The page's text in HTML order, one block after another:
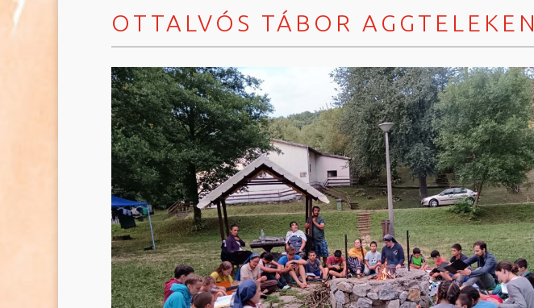
OTTALVÓS TÁBOR AGGTELEKEN